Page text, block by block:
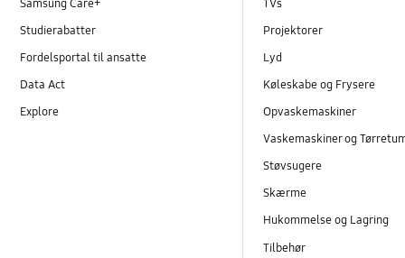
Samsung Care+
Studierabatter
Fordelsportal til ansatte
Data Act
Explore
TVs
Projektorer
Lyd
Køleskabe og Frysere
Opvaskemaskiner
Vaskemaskiner og
Støvsugere
Skærme
Hukommelse og Lagring
Tilbehør